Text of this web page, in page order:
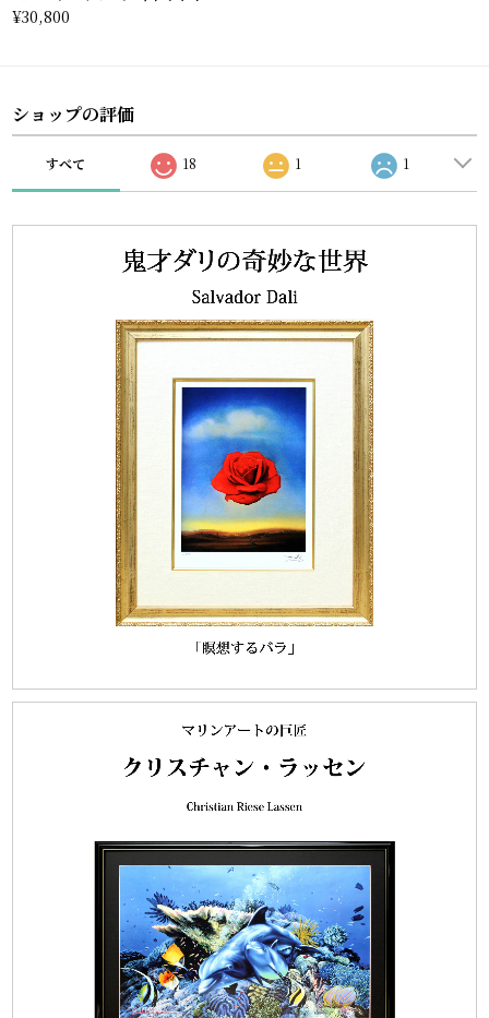
¥30,800
ショップの評価
すべて 18 1 1